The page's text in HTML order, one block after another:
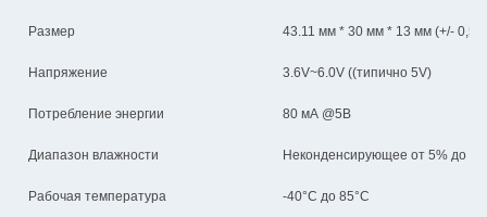
Размер 43.11 мм * 30 мм * 13 мм (+/- 0,5
Напряжение 3.6V~6.0V ((типично 5V)
Потребление энергии 80 мА @5В
Диапазон влажности Неконденсирующее от 5% до
Рабочая температура -40°C до 85°C